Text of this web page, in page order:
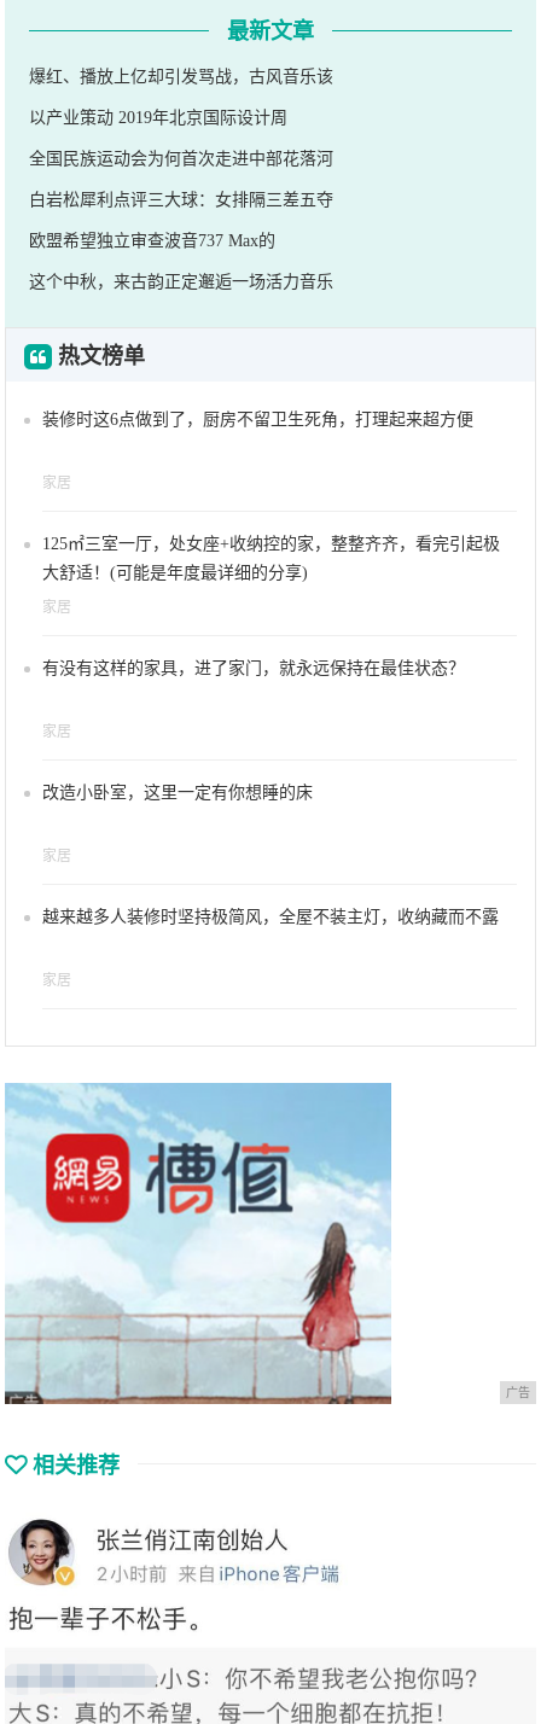
最新文章
爆红、播放上亿却引发骂战，古风音乐该
以产业策动 2019年北京国际设计周
全国民族运动会为何首次走进中部花落河
白岩松犀利点评三大球：女排隔三差五夺
欧盟希望独立审查波音737 Max的
这个中秋，来古韵正定邂逅一场活力音乐
热文榜单
装修时这6点做到了，厨房不留卫生死角，打理起来超方便
家居
125㎡三室一厅，处女座+收纳控的家，整整齐齐，看完引起极
大舒适！(可能是年度最详细的分享)
家居
有没有这样的家具，进了家门，就永远保持在最佳状态？
家居
改造小卧室，这里一定有你想睡的床
家居
越来越多人装修时坚持极简风，全屋不装主灯，收纳藏而不露
家居
广告
相关推荐